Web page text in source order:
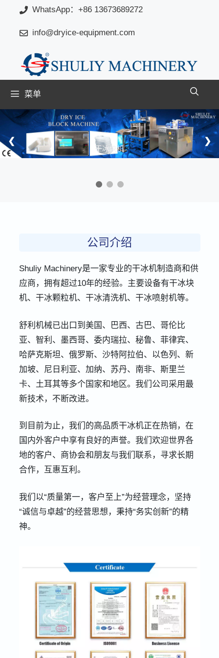
WhatsApp：+86 13673689272
info@dryice-equipment.com
菜单
干冰块机
❮ ❯
公司介绍
Shuliy Machinery是一家专业的干冰机制造商和供
应商，拥有超过10年的经验。主要设备有干冰块
机、干冰颗粒机、干冰清洗机、干冰喷射机等。
舒利机械已出口到美国、巴西、古巴、哥伦比
亚、智利、墨西哥、委内瑞拉、秘鲁、菲律宾、
哈萨克斯坦、俄罗斯、沙特阿拉伯、以色列、新
加坡、尼日利亚、加纳、苏丹、南非、斯里兰
卡、土耳其等多个国家和地区。我们公司采用最
新技术，不断改进。
到目前为止，我们的高品质干冰机正在热销，在
国内外客户中享有良好的声誉。我们欢迎世界各
地的客户、商协会和朋友与我们联系，寻求长期
合作，互惠互利。
我们以“质量第一，客户至上”为经营理念，坚持
“诚信与卓越”的经营思想，秉持“务实创新”的精
神。